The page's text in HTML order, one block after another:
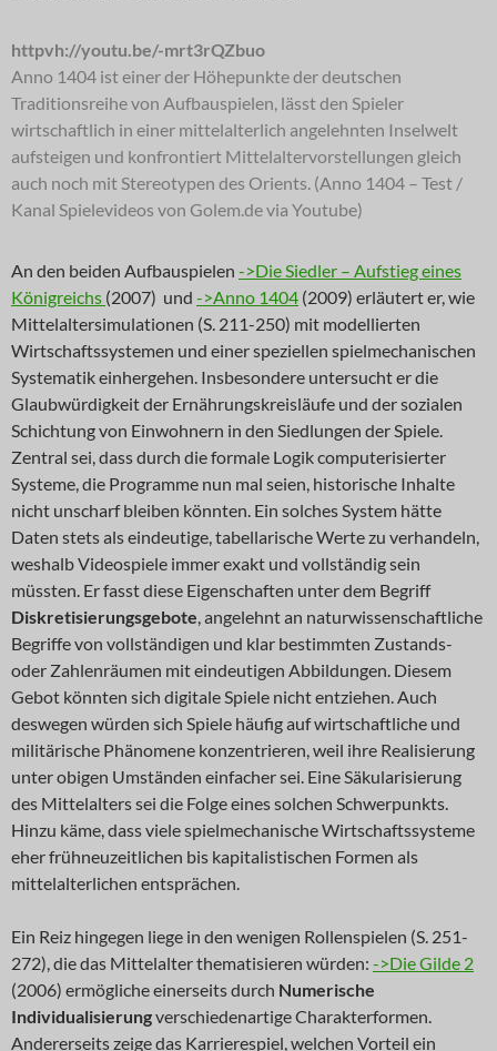
httpvh://youtu.be/-mrt3rQZbuo
Anno 1404 ist einer der Höhepunkte der deutschen
Traditionsreihe von Aufbauspielen, lässt den Spieler
wirtschaftlich in einer mittelalterlich angelehnten Inselwelt
aufsteigen und konfrontiert Mittelaltervorstellungen gleich
auch noch mit Stereotypen des Orients. (Anno 1404 – Test /
Kanal Spielevideos von Golem.de via Youtube)
An den beiden Aufbauspielen ->Die Siedler – Aufstieg eines
Königreichs (2007) und ->Anno 1404 (2009) erläutert er, wie
Mittelaltersimulationen (S. 211-250) mit modellierten
Wirtschaftssystemen und einer speziellen spielmechanischen
Systematik einhergehen. Insbesondere untersucht er die
Glaubwürdigkeit der Ernährungskreisläufe und der sozialen
Schichtung von Einwohnern in den Siedlungen der Spiele.
Zentral sei, dass durch die formale Logik computerisierter
Systeme, die Programme nun mal seien, historische Inhalte
nicht unscharf bleiben könnten. Ein solches System hätte
Daten stets als eindeutige, tabellarische Werte zu verhandeln,
weshalb Videospiele immer exakt und vollständig sein
müssten. Er fasst diese Eigenschaften unter dem Begriff
Diskretisierungsgebote, angelehnt an naturwissenschaftliche
Begriffe von vollständigen und klar bestimmten Zustands-
oder Zahlenräumen mit eindeutigen Abbildungen. Diesem
Gebot könnten sich digitale Spiele nicht entziehen. Auch
deswegen würden sich Spiele häufig auf wirtschaftliche und
militärische Phänomene konzentrieren, weil ihre Realisierung
unter obigen Umständen einfacher sei. Eine Säkularisierung
des Mittelalters sei die Folge eines solchen Schwerpunkts.
Hinzu käme, dass viele spielmechanische Wirtschaftssysteme
eher frühneuzeitlichen bis kapitalistischen Formen als
mittelalterlichen entsprächen.
Ein Reiz hingegen liege in den wenigen Rollenspielen (S. 251-
272), die das Mittelalter thematisieren würden: ->Die Gilde 2
(2006) ermögliche einerseits durch Numerische
Individualisierungverschiedenartige Charakterformen.
Andererseits zeige das Karrierespiel, welchen Vorteil ein